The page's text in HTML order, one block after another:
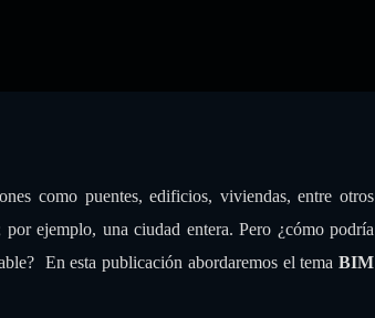
como puentes, edificios, viviendas, entre otros
ejemplo, una ciudad entera. Pero ¿cómo podría